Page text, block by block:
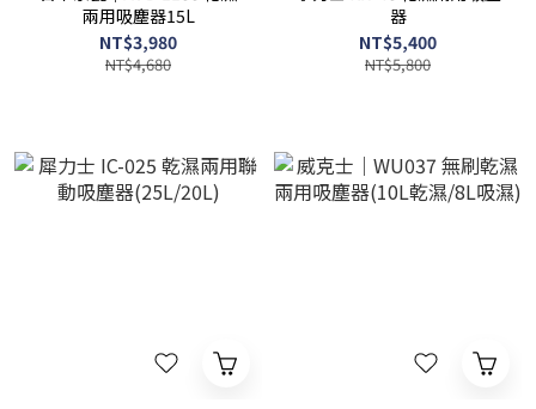
兩用吸塵器15L
NT$3,980
NT$4,680
器
NT$5,400
NT$5,800